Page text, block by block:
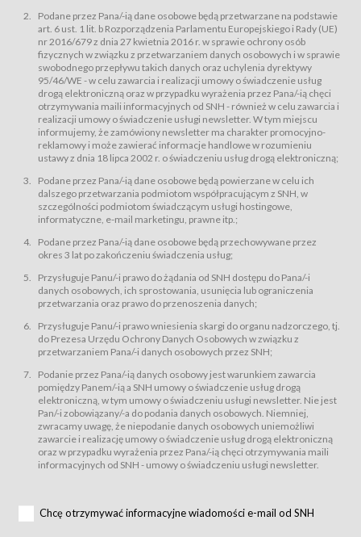
Sklep – sklep internetowy prowadzony przez Usługodawcę w Serwisie;
Regulamin – niniejszy regulamin.
§ 2
Postanowienia ogólne
Regulamin określa zasady:
świadczenia Usługobiorcom Usług przez Usługodawcę, z
zastrzeżeniem usług, o których mowa w ust. 2 pkt. 4 i 5 poniżej, których
zasady świadczenia precyzują odrębne regulaminy,
przetwarzania przez Usługodawcę danych osobowych Usługobiorców
będących osobami fizycznymi.
świadczy Usługi drogą elektroniczną w rozumieniu ustawy z dnia 18 lipca
2002 r. o świadczeniu usług drogą elektroniczną (Dz.U. z 2002 r., Nr 144, poz.
1204, z późń. zm.). Usługi świadczone są nieodpłatnie.
usługę przeglądania i odczytywania przez Usługobiorców materiałów
zamieszczanych w Serwisie,
usługę utrzymywania konta użytkownika w Serwisie,
usługę newsletter,
usługę zawierania na odległość umów nabycia Karnetów i Biletów,
usługę zawierania na odległość umów sprzedaży w Sklepie.
dnia 18 lipca 2002 r. o świadczeniu usług drogą elektroniczną (Dz.U. z 2002
r., Nr 144, poz. 1204, z późń. zm.). Usługi świadczone są nieodpłatnie.
Na zasadach określonych w Regulaminie dostęp do Serwisu jest otwarty dla
Usługobiorca przed rozpoczęciem korzystania z Serwisu jest zobowiązany
zapoznać się z Regulaminem. Założenie konta w Serwisie oraz zamówienie
usługi newsletter za pośrednictwem przeznaczonego do tego formularza
zamieszczonego na stronach Serwisu dostępnych dla wszystkich
Usługobiorców wymaga akceptacji postanowień Regulaminu.
Usługobiorca zobowiązany jest do przestrzegania postanowień Regulaminu
od chwili rozpoczęcia korzystania z Serwisu.
Regulamin jest udostępniony Usługobiorcom nieodpłatnie za
Warunki techniczne korzystania z Usług
Podane przez Pana/-ią dane osobowe będą przetwarzane na podstawie
art. 6 ust. 1 lit. b Rozporządzenia Parlamentu Europejskiego i Rady (UE)
nr 2016/679 z dnia 27 kwietnia 2016 r. w sprawie ochrony osób
fizycznych w związku z przetwarzaniem danych osobowych i w sprawie
swobodnego przepływu takich danych oraz uchylenia dyrektywy
95/46/WE - w celu zawarcia i realizacji umowy o świadczenie usług
drogą elektroniczną oraz w przypadku wyrażenia przez Pana/-ią chęci
otrzymywania maili informacyjnych od SNH - również w celu zawarcia i
realizacji umowy o świadczenie usługi newsletter. W tym miejscu
informujemy, że zamówiony newsletter ma charakter promocyjno-
reklamowy i może zawierać informacje handlowe w rozumieniu
ustawy z dnia 18 lipca 2002 r. o świadczeniu usług drogą elektroniczną;
Podane przez Pana/-ią dane osobowe będą powierzane w celu ich
dalszego przetwarzania podmiotom współpracującym z SNH, w
szczególności podmiotom świadczącym usługi hostingowe,
informatyczne, e-mail marketingu, prawne itp.;
Podane przez Pana/-ią dane osobowe będą przechowywane przez
okres 3 lat po zakończeniu świadczenia usług;
Przysługuje Panu/-i prawo do żądania od SNH dostępu do Pana/-i
danych osobowych, ich sprostowania, usunięcia lub ograniczenia
przetwarzania oraz prawo do przenoszenia danych;
Przysługuje Panu/-i prawo wniesienia skargi do organu nadzorczego, tj.
do Prezesa Urzędu Ochrony Danych Osobowych w związku z
przetwarzaniem Pana/-i danych osobowych przez SNH;
Podanie przez Pana/-ią danych osobowy jest warunkiem zawarcia
pomiędzy Panem/-ią a SNH umowy o świadczenie usług drogą
elektroniczną, w tym umowy o świadczeniu usługi newsletter. Nie jest
Pan/-i zobowiązany/-a do podania danych osobowych. Niemniej,
zwracamy uwagę, że niepodanie danych osobowych uniemożliwi
zawarcie i realizację umowy o świadczenie usług drogą elektroniczną
oraz w przypadku wyrażenia przez Pana/-ią chęci otrzymywania maili
informacyjnych od SNH - umowy o świadczeniu usługi newsletter.
Chcę otrzymywać informacyjne wiadomości e-mail od SNH